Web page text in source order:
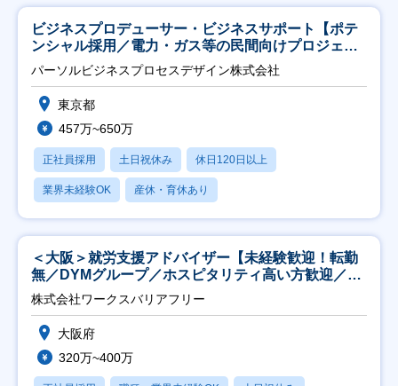
ビジネスプロデューサー・ビジネスサポート【ポテ
ンシャル採用／電力・ガス等の民間向けプロジェク
ト推進】
パーソルビジネスプロセスデザイン株式会社
東京都
457万~650万
正社員採用 土日祝休み 休日120日以上
業界未経験OK 産休・育休あり
＜大阪＞就労支援アドバイザー【未経験歓迎！転勤
無／DYMグループ／ホスピタリティ高い方歓迎／土
日祝】
株式会社ワークスバリアフリー
大阪府
320万~400万